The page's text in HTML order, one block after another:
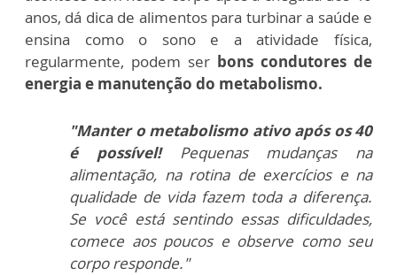
anos, dá dica de alimentos para turbinar a saúde e
ensina como o sono e a atividade física,
regularmente, podem ser bons condutores de
energia e manutenção do metabolismo.
"Manter o metabolismo ativo após os 40
é possível!Pequenas mudanças na
alimentação, na rotina de exercícios e na
qualidade de vida fazem toda a diferença.
Se você está sentindo essas dificuldades,
comece aos poucos e observe como seu
corpo responde."